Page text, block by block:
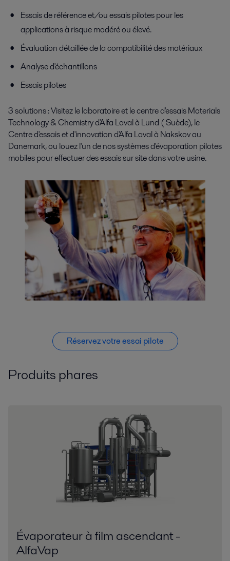
Essais de référence et/ou essais pilotes pour les
applications à risque modéré ou élevé.
Évaluation détaillée de la compatibilité des matériaux
Analyse d'échantillons
Essais pilotes
3 solutions : Visitez lelaboratoire et le centre d'essais Materials
Technology & Chemistryd'Alfa Laval à Lund ( Suède), le
Centre d'essais et d'innovationd'Alfa Laval à Nakskov au
Danemark, ou louez l'un de nos systèmes d'évaporation pilotes
mobiles pour effectuer des essais sur site dans votre usine.
Réservez votre essai pilote
Produits phares
Évaporateur à film ascendant -
AlfaVap